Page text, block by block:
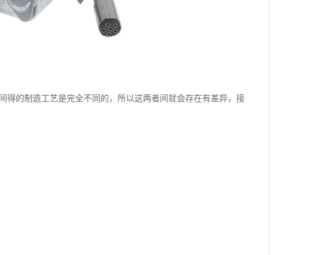
得的制造工艺是完全不同的，所以这两者间就会存在有差异，接